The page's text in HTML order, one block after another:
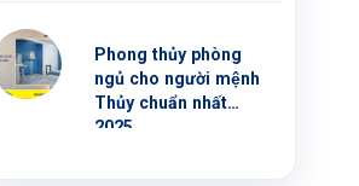
Phong thủy phòng
ngủ cho người mệnh
Thủy chuẩn nhất
2025